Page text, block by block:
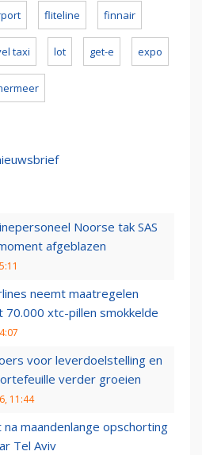
fliteline finnair
taxi lot get-e expo
Noorse tak SAS
afgeblazen
neemt maatregelen
70.000 xtc-pillen smokkelde
voor leverdoelstelling en
verder groeien
11:44
na maandenlange opschorting
Tel Aviv